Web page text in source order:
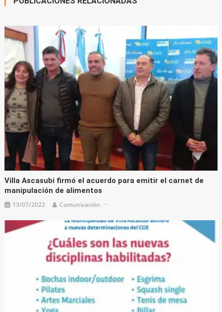
Villa Ascasubi firmó el acuerdo para emitir el carnet de
manipulación de alimentos
13/07/2022 Comunicación